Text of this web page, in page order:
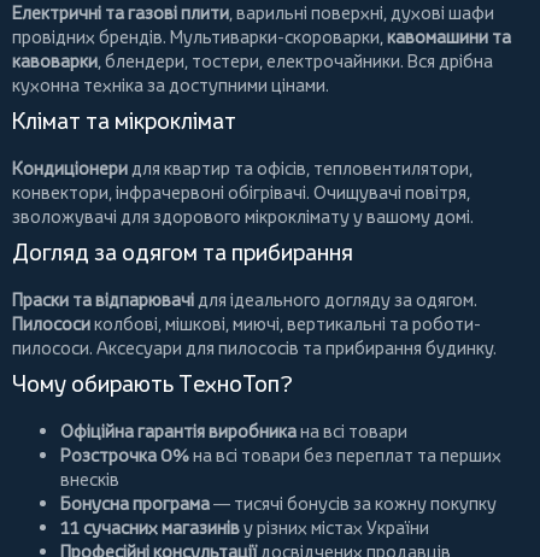
Електричні та газові плити, варильні поверхні, духові шафи
провідних брендів. Мультиварки-скороварки,кавомашини та
кавоварки,блендери, тостери,електрочайники. Вся дрібна
кухонна техніка за доступними цінами.
Клімат та мікроклімат
Кондиціонеридля квартир та офісів, тепловентилятори,
конвектори,інфрачервоні обігрівачі. Очищувачі повітря,
зволожувачі для здорового мікроклімату у вашому домі.
Догляд за одягом та прибирання
Праски та відпарювачідля ідеального догляду за одягом.
Пилососиколбові,мішкові,миючі,вертикальні тароботи-
пилососи. Аксесуари для пилососів та прибирання будинку.
Чому обирають ТехноТоп?
Офіційна гарантія виробникана всі товари
Розстрочка 0%на всі товари без переплат та перших
внесків
Бонусна програма— тисячі бонусів за кожну покупку
11 сучасних магазиніву різних містах України
Професійні консультаціїдосвідчених продавців